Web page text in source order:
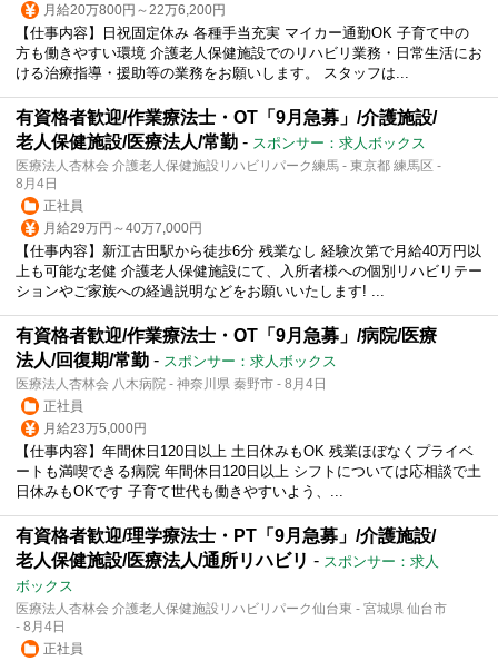
月給20万800円～22万6,200円
【仕事内容】日祝固定休み 各種手当充実 マイカー通勤OK 子育て中の
方も働きやすい環境 介護老人保健施設でのリハビリ業務・日常生活にお
ける治療指導・援助等の業務をお願いします。 スタッフは...
有資格者歓迎/作業療法士・OT「9月急募」/介護施設/
老人保健施設/医療法人/常勤 - スポンサー：求人ボックス
医療法人杏林会 介護老人保健施設リハビリパーク練馬 - 東京都 練馬区 -
8月4日
正社員
月給29万円～40万7,000円
【仕事内容】新江古田駅から徒歩6分 残業なし 経験次第で月給40万円以
上も可能な老健 介護老人保健施設にて、入所者様への個別リハビリテー
ションやご家族への経過説明などをお願いいたします! ...
有資格者歓迎/作業療法士・OT「9月急募」/病院/医療
法人/回復期/常勤 - スポンサー：求人ボックス
医療法人杏林会 八木病院 - 神奈川県 秦野市 - 8月4日
正社員
月給23万5,000円
【仕事内容】年間休日120日以上 土日休みもOK 残業ほぼなくプライベ
ートも満喫できる病院 年間休日120日以上 シフトについては応相談で土
日休みもOKです 子育て世代も働きやすいよう、...
有資格者歓迎/理学療法士・PT「9月急募」/介護施設/
老人保健施設/医療法人/通所リハビリ - スポンサー：求人
ボックス
医療法人杏林会 介護老人保健施設リハビリパーク仙台東 - 宮城県 仙台市
- 8月4日
正社員